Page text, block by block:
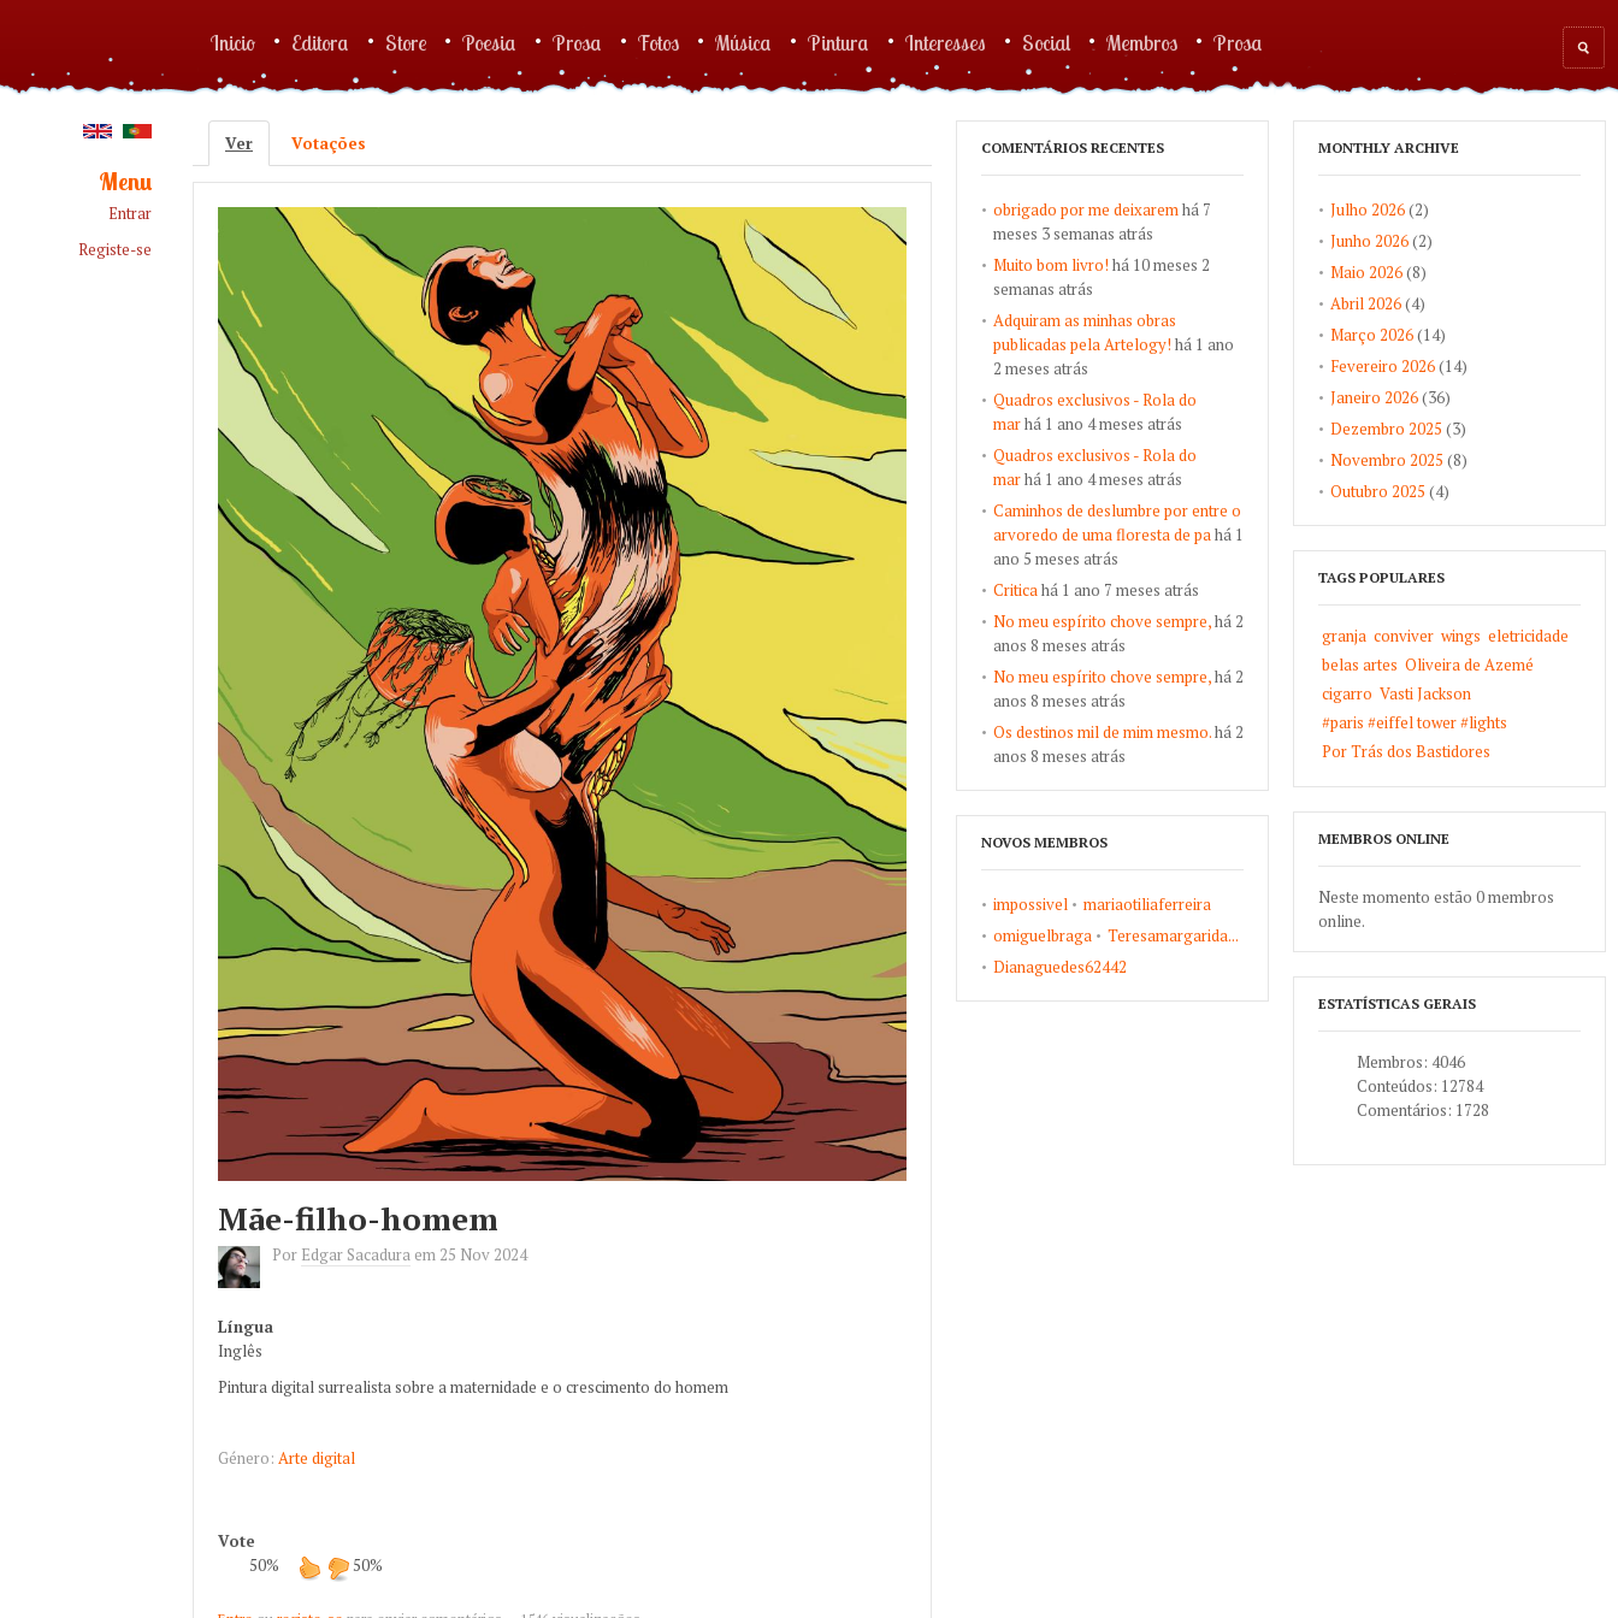
Main menu
Inicio Editora Store Poesia Prosa Fotos Música Pintura Interesses Social Membros Prosa
Menu
Entrar
Registe-se
Primary tabs
Ver (active tab)
Votações
Mãe-filho-homem
Por Edgar Sacadura em 25 Nov 2024
Língua
Inglês
Pintura digital surrealista sobre a maternidade e o crescimento do homem
Género: Arte digital
Vote
50%
50%
COMENTÁRIOS RECENTES
obrigado por me deixaremhá 7
meses 3 semanas atrás
Muito bom livro! há 10 meses 2
semanas atrás
Adquiram as minhas obras
publicadas pela Artelogy! há 1 ano
2 meses atrás
Quadros exclusivos - Rola do
marhá 1 ano 4 meses atrás
Quadros exclusivos - Rola do
marhá 1 ano 4 meses atrás
Caminhos de deslumbre por entre o
arvoredo de uma floresta de pahá 1
ano 5 meses atrás
Criticahá 1 ano 7 meses atrás
No meu espírito chove sempre,há 2
anos 8 meses atrás
No meu espírito chove sempre,há 2
anos 8 meses atrás
Os destinos mil de mim mesmo.há 2
anos 8 meses atrás
MONTHLY ARCHIVE
Julho 2026(2)
Junho 2026(2)
Maio 2026(8)
Abril 2026(4)
Março 2026(14)
Fevereiro 2026(14)
Janeiro 2026(36)
Dezembro 2025 (3)
Novembro 2025 (8)
Outubro 2025 (4)
TAGS POPULARES
granja conviver wings eletricidade
belas artes Oliveira de Azemé
cigarro Vasti Jackson
#paris #eiffel tower #lights
Por Trás dos Bastidores
MEMBROS ONLINE
Neste momento estão 0 membros
online.
NOVOS MEMBROS
impossivel
mariaotiliaferreira
omiguelbraga
Teresamargarida...
Dianaguedes62442
ESTATÍSTICAS GERAIS
Membros: 4046
Conteúdos: 12784
Comentários: 1728